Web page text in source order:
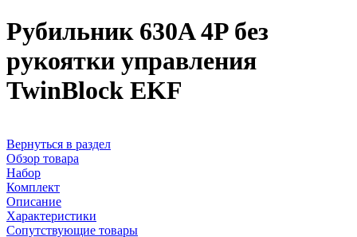
Рубильник 630A 4P без
рукоятки управления
TwinBlock EKF
Вернуться в раздел
Обзор товара
Набор
Комплект
Описание
Характеристики
Сопутствующие товары